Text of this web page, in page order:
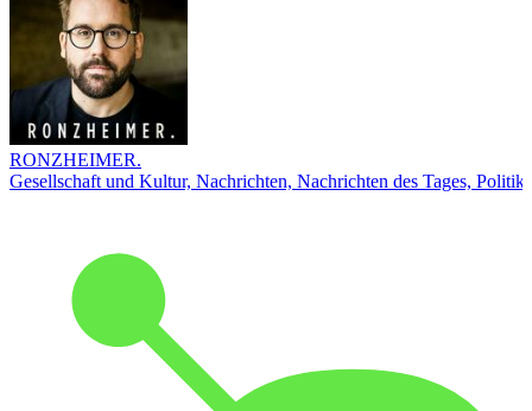
RONZHEIMER.
Gesellschaft und Kultur, Nachrichten, Nachrichten des Tages, Politik